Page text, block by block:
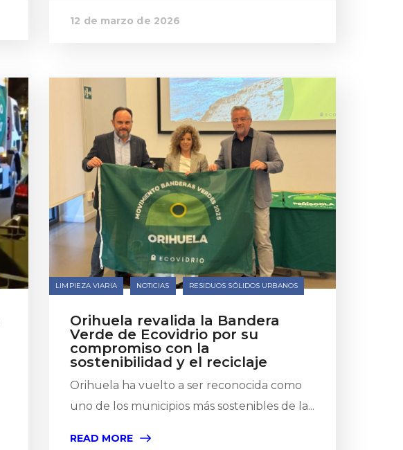
12 de marzo de 2026
LIMPIEZA VIARIA NOTICIAS RESIDUOS SÓLIDOS URBANOS
Orihuela revalida la Bandera
Verde de Ecovidrio por su
compromiso con la
sostenibilidad y el reciclaje
Orihuela ha vuelto a ser reconocida como
uno de los municipios más sostenibles de la...
READ MORE